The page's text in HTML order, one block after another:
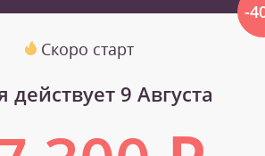
-
Скоро старт
действует 9 Августа